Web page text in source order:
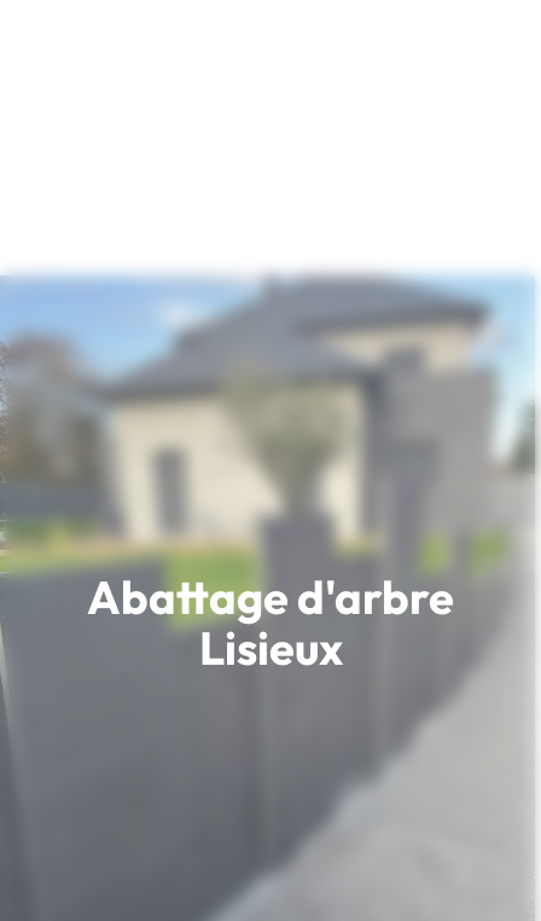
Abattage d'arbre
Lisieux